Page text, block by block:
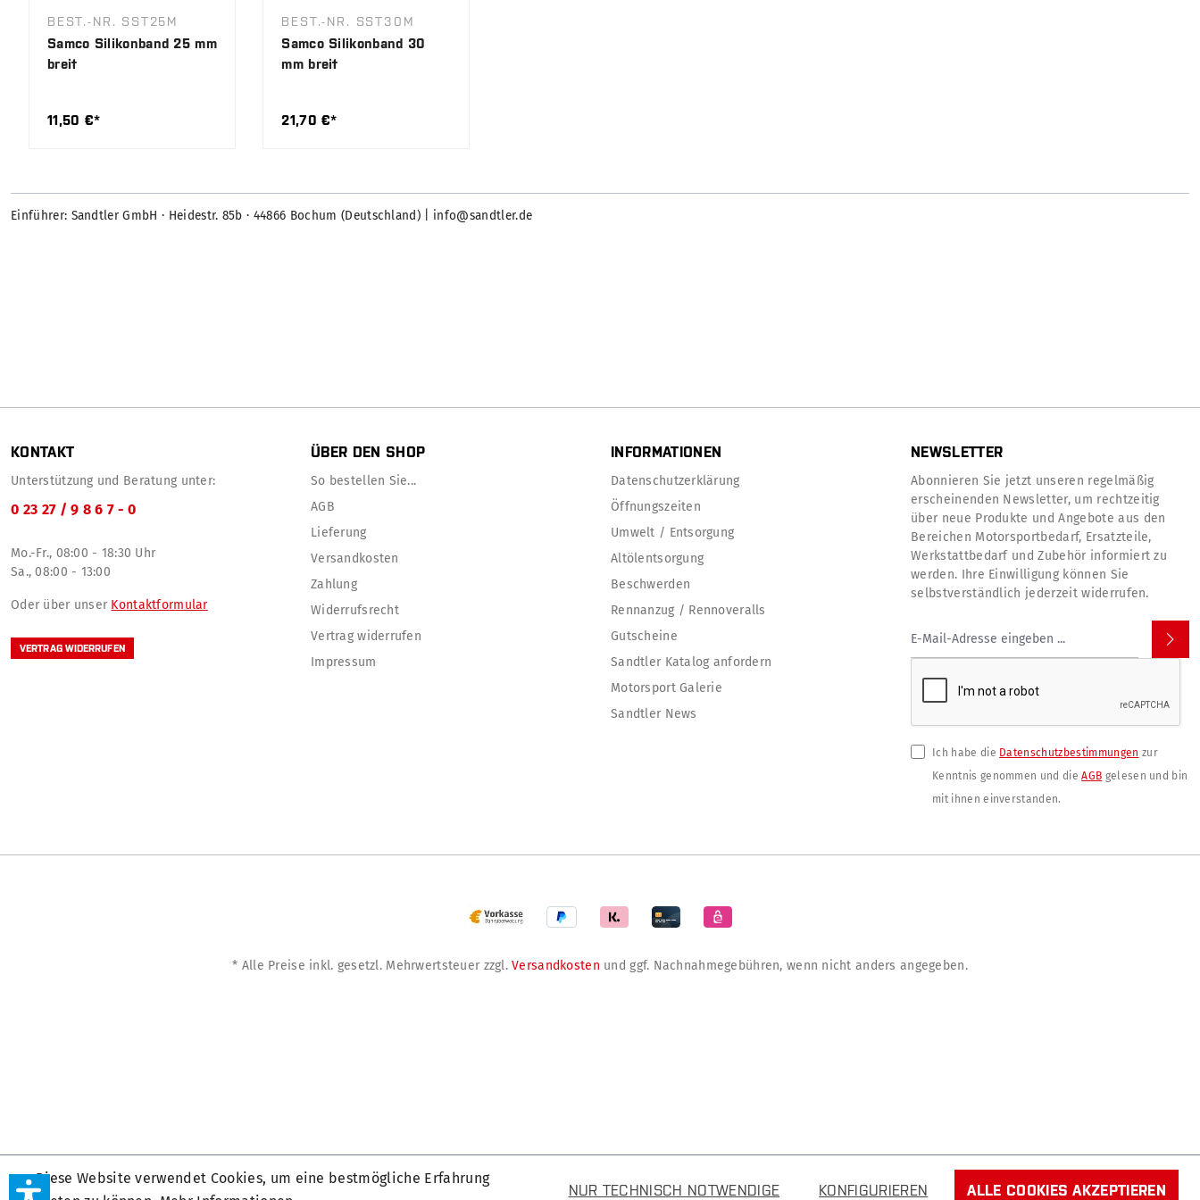
BEST.-NR. SST25M
Samco Silikonband 25 mm
breit
11,50 €*
BEST.-NR. SST30M
Samco Silikonband 30
mm breit
21,70 €*
Einführer: Sandtler GmbH · Heidestr. 85b · 44866 Bochum (Deutschland) | info@sandtler.de
KONTAKT
Unterstützung und Beratung unter:
0 23 27 / 9 8 6 7 - 0
Mo.-Fr., 08:00 - 18:30 Uhr
Sa., 08:00 - 13:00
Oder über unser Kontaktformular
VERTRAG WIDERRUFEN
ÜBER DEN SHOP
So bestellen Sie...
AGB
Lieferung
Versandkosten
Zahlung
Widerrufsrecht
Vertrag widerrufen
Impressum
INFORMATIONEN
Datenschutzerklärung
Öffnungszeiten
Umwelt / Entsorgung
Altölentsorgung
Beschwerden
Rennanzug / Rennoveralls
Gutscheine
Sandtler Katalog anfordern
Motorsport Galerie
Sandtler News
NEWSLETTER
Abonnieren Sie jetzt unseren regelmäßig
erscheinenden Newsletter, um rechtzeitig
über neue Produkte und Angebote aus den
Bereichen Motorsportbedarf, Ersatzteile,
Werkstattbedarf und Zubehör informiert zu
werden. Ihre Einwilligung können Sie
selbstverständlich jederzeit widerrufen.
Ich habe die Datenschutzbestimmungen zur
Kenntnis genommen und dieAGB gelesen und bin
mit ihnen einverstanden.
* Alle Preise inkl. gesetzl. Mehrwertsteuer zzgl.Versandkosten und ggf. Nachnahmegebühren, wenn nicht anders angegeben.
Diese Website verwendet Cookies, um eine bestmögliche Erfahrung
NUR TECHNISCH NOTWENDIGE KONFIGURIEREN ALLE COOKIES AKZEPTIEREN